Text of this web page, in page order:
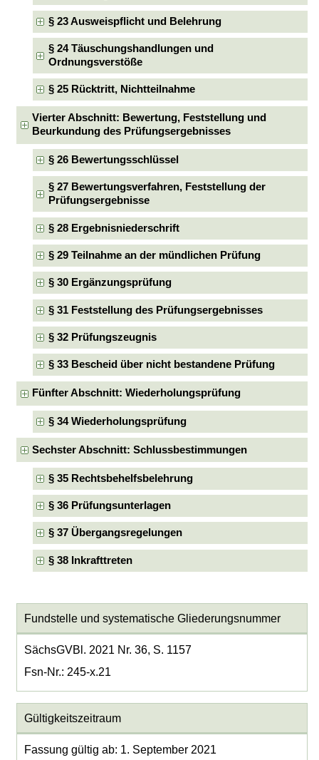
§ 23 Ausweispflicht und Belehrung
§ 24 Täuschungshandlungen und
Ordnungsverstöße
§ 25 Rücktritt, Nichtteilnahme
Vierter Abschnitt: Bewertung, Feststellung und
Beurkundung des Prüfungsergebnisses
§ 26 Bewertungsschlüssel
§ 27 Bewertungsverfahren, Feststellung der
Prüfungsergebnisse
§ 28 Ergebnisniederschrift
§ 29 Teilnahme an der mündlichen Prüfung
§ 30 Ergänzungsprüfung
§ 31 Feststellung des Prüfungsergebnisses
§ 32 Prüfungszeugnis
§ 33 Bescheid über nicht bestandene Prüfung
Fünfter Abschnitt: Wiederholungsprüfung
§ 34 Wiederholungsprüfung
Sechster Abschnitt: Schlussbestimmungen
§ 35 Rechtsbehelfsbelehrung
§ 36 Prüfungsunterlagen
§ 37 Übergangsregelungen
§ 38 Inkrafttreten
Fundstelle und systematische Gliederungsnummer
SächsGVBl. 2021 Nr. 36, S. 1157
Fsn-Nr.: 245-x.21
Gültigkeitszeitraum
Fassung gültig ab: 1. September 2021